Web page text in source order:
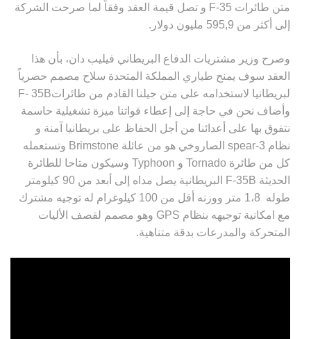
متن طائرات F-35 و تصل قيمة العقد وفقاً لما صرحت الشركة
إلى أكثر من 595,9 مليون دولار
.
وصرح وزير مشتريات الدفاع البريطاني فيليب دان، بأن هذا
العقد سوف يمنح طياري المملكة المتحدة سلاح مصمم حصرياً
لبريطانيا لاستخدامه على متن جيلنا القادم من طائراتF- 35B
وأضاف نحن في حاجة إلى إعطاء قواتنا ميزة تشغيلية حاسمة
نتفوق بها على أعدائنا من أجل الحفاظ على بريطانيا آمنة و
نظام spear-3 الصاروخي هو من عائلة Brimstone وتستعمله
كل من طائرة Tornado و Typhoon وسيكون متاحا للطائرة
الحديثة F-35B
البريطانية يصل مداه إلى أبعد من 90 كيلومتر
طوله 1،8 متر ووزنه أقل من 100 كيلوغرام له توجيه مشترك
مع امكانية توجيهه بنظام GPS وهو مصمم لقصف الأليات
المتحركة والمدرعات بدقة متناهية.